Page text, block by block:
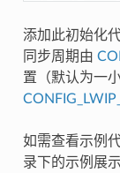
添加此初始化
同步周期由
置（默认为一
如需查看示例
录下的示例展